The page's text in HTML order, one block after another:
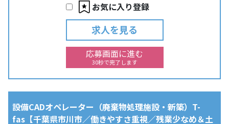
お気に入り登録
求人を見る
応募画面に進む
30秒で完了します
設備CADオペレーター（廃棄物処理施設・新築）T-
fas【千葉県市川市／働きやすさ重視／残業少なめ＆土